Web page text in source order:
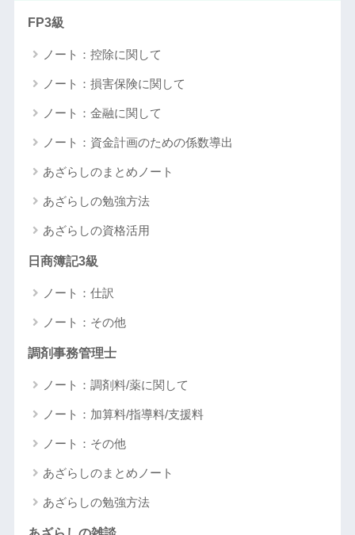
FP3級
ノート：控除に関して
ノート：損害保険に関して
ノート：金融に関して
ノート：資金計画のための係数導出
あざらしのまとめノート
あざらしの勉強方法
あざらしの資格活用
日商簿記3級
ノート：仕訳
ノート：その他
調剤事務管理士
ノート：調剤料/薬に関して
ノート：加算料/指導料/支援料
ノート：その他
あざらしのまとめノート
あざらしの勉強方法